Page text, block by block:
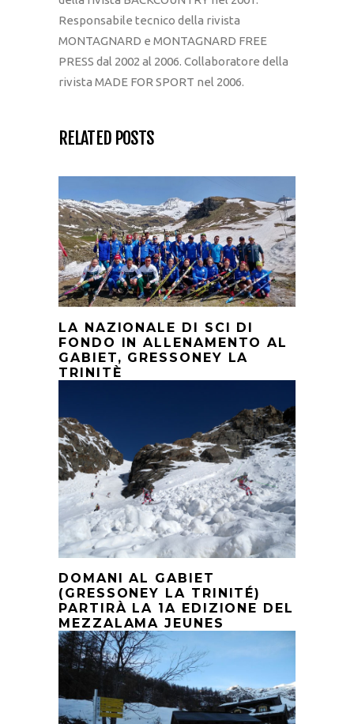
Responsabile tecnico della rivista
MONTAGNARD e MONTAGNARD FREE
PRESS dal 2002 al 2006. Collaboratore della
rivista MADE FOR SPORT nel 2006.
RELATED POSTS
LA NAZIONALE DI SCI DI
FONDO IN ALLENAMENTO AL
GABIET, GRESSONEY LA
TRINITÈ
DOMANI AL GABIET
(GRESSONEY LA TRINITÉ)
PARTIRÀ LA 1A EDIZIONE DEL
MEZZALAMA JEUNES